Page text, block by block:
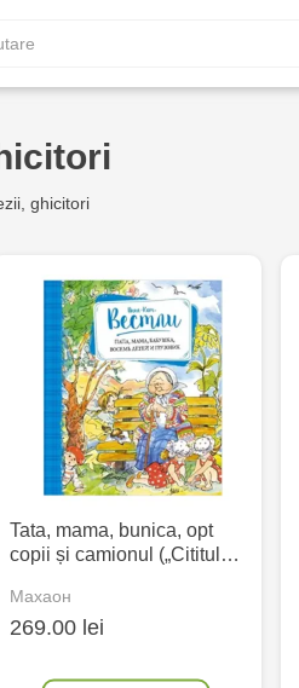
ghicitori
Tata, mama, bunica, opt
copii și camionul („Cititul…
Махаон
269.00 lei